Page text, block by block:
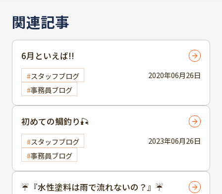
関連記事
2020年06月26日
6月といえば!!
スタッフブログ
事務員ブログ
2023年06月26日
初めての鯛釣り🎣
スタッフブログ
事務員ブログ
☔『水性塗料は雨で流れないの？』☔